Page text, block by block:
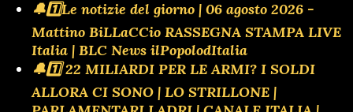
🔔1️⃣Le notizie del giorno | 06 agosto 2026 -
Mattino BiLLaCCio RASSEGNA STAMPA LIVE
Italia | BLC News ilPopolodItalia
🔔1️⃣ 22 MILIARDI PER LE ARMI? I SOLDI
ALLORA CI SONO | LO STRILLONE |